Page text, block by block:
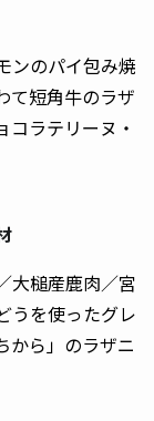
ンのパイ包み焼
て短角牛のラザ
ラテリーヌ・
大槌産鹿肉／宮
うを使ったグレ
から」のラザニ